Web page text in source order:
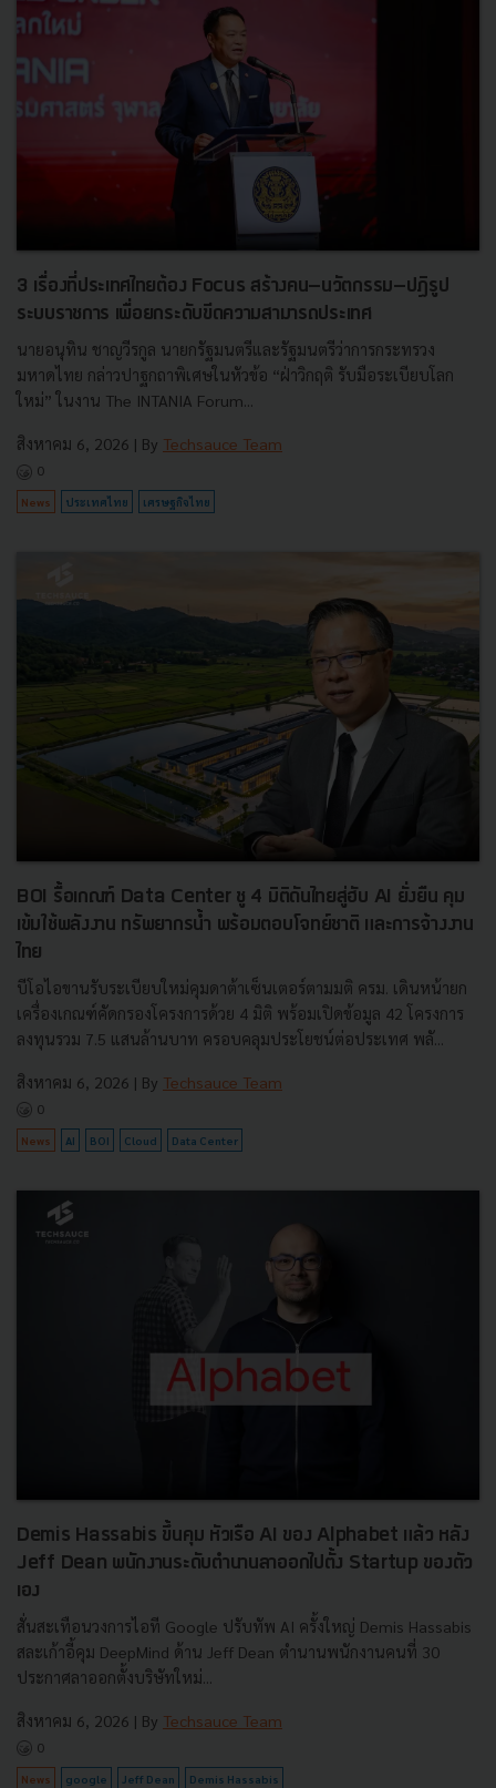
3 เรื่องที่ประเทศไทยต้อง Focus สร้างคน–นวัตกรรม–ปฏิรูป
ระบบราชการ เพื่อยกระดับขีดความสามารถประเทศ
นายอนุทิน ชาญวีรกูล นายกรัฐมนตรีและรัฐมนตรีว่าการกระทรวง
มหาดไทย กล่าวปาฐกถาพิเศษในหัวข้อ “ฝ่าวิกฤติ รับมือระเบียบโลก
ใหม่” ในงาน The INTANIA Forum...
สิงหาคม 6, 2026 | By Techsauce Team
0
News ประเทศไทย เศรษฐกิจไทย
BOI รื้อเกณฑ์ Data Center ชู 4 มิติดันไทยสู่ฮับ AI ยั่งยืน คุม
เข้มใช้พลังงาน ทรัพยากรน้ำ พร้อมตอบโจทย์ชาติ และการจ้างงาน
ไทย
บีโอไอขานรับระเบียบใหม่คุมดาต้าเซ็นเตอร์ตามมติ ครม. เดินหน้ายก
เครื่องเกณฑ์คัดกรองโครงการด้วย 4 มิติ พร้อมเปิดข้อมูล 42 โครงการ
ลงทุนรวม 7.5 แสนล้านบาท ครอบคลุมประโยชน์ต่อประเทศ พลั...
สิงหาคม 6, 2026 | By Techsauce Team
0
News AI BOI Cloud Data Center
Demis Hassabis ขึ้นคุม หัวเรือ AI ของ Alphabet แล้ว หลัง
Jeff Dean พนักงานระดับตำนานลาออกไปตั้ง Startup ของตัว
เอง
สั่นสะเทือนวงการไอที Google ปรับทัพ AI ครั้งใหญ่ Demis Hassabis
สละเก้าอี้คุม DeepMind ด้าน Jeff Dean ตำนานพนักงานคนที่ 30
ประกาศลาออกตั้งบริษัทใหม่...
สิงหาคม 6, 2026 | By Techsauce Team
0
News google Jeff Dean Demis Hassabis